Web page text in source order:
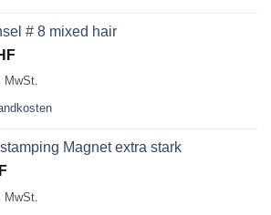
# 8 mixed hair
MwSt.
Magnet extra stark